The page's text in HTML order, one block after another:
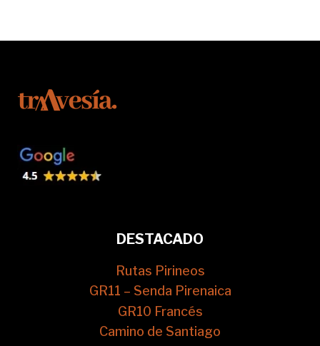
DESTACADO
Rutas Pirineos
GR11 – Senda Pirenaica
GR10 Francés
Camino de Santiago